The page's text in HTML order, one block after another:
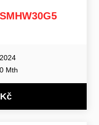
2024
Mth